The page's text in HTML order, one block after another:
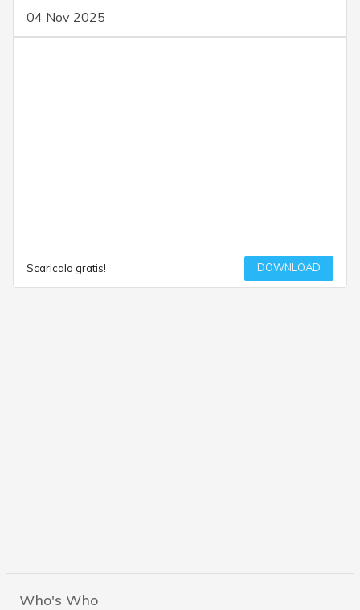
04 Nov 2025
Scaricalo gratis! DOWNLOAD
Who's Who